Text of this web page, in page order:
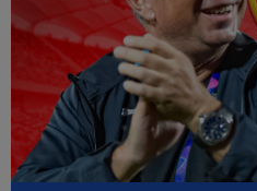
00:41 EXCLUSIV
Gigi
Mihai Stoica. E prima oară când
00:34 EXCLUSIV
Dorit iar de
Iordănescu a luat decizia!
00:22 EXCLUSIV
Gică
serii, după KuPS - Craiova: ”Știi